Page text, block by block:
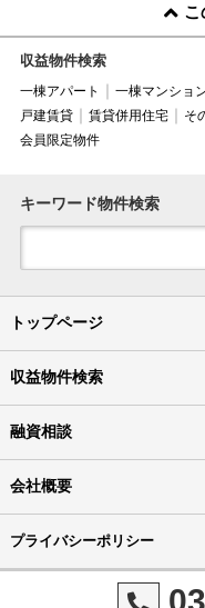
こ
収益物件検索
一棟アパート 一棟マンショ
戸建賃貸
賃貸併用住宅 そ
会員限定物件
キーワード物件検索
トップページ
収益物件検索
融資相談
会社概要
プライバシーポリシー